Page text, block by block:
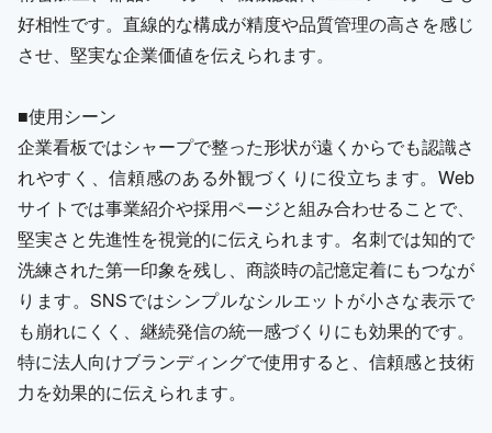
好相性です。直線的な構成が精度や品質管理の高さを感じ
させ、堅実な企業価値を伝えられます。
■使用シーン
企業看板ではシャープで整った形状が遠くからでも認識さ
れやすく、信頼感のある外観づくりに役立ちます。Web
サイトでは事業紹介や採用ページと組み合わせることで、
堅実さと先進性を視覚的に伝えられます。名刺では知的で
洗練された第一印象を残し、商談時の記憶定着にもつなが
ります。SNSではシンプルなシルエットが小さな表示で
も崩れにくく、継続発信の統一感づくりにも効果的です。
特に法人向けブランディングで使用すると、信頼感と技術
力を効果的に伝えられます。